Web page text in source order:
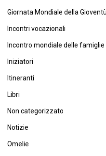
Giornata Mondiale della Gioventù
Incontri vocazionali
Incontro mondiale delle famiglie
Iniziatori
Itineranti
Libri
Non categorizzato
Notizie
Omelie